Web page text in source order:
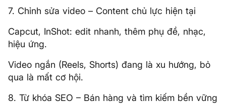
7. Chỉnh sửa video – Content chủ lực hiện tại
Capcut, InShot: edit nhanh, thêm phụ đề, nhạc,
hiệu ứng.
Video ngắn (Reels, Shorts) đang là xu hướng, bỏ
qua là mất cơ hội.
8. Từ khóa SEO – Bán hàng và tìm kiếm bền vững